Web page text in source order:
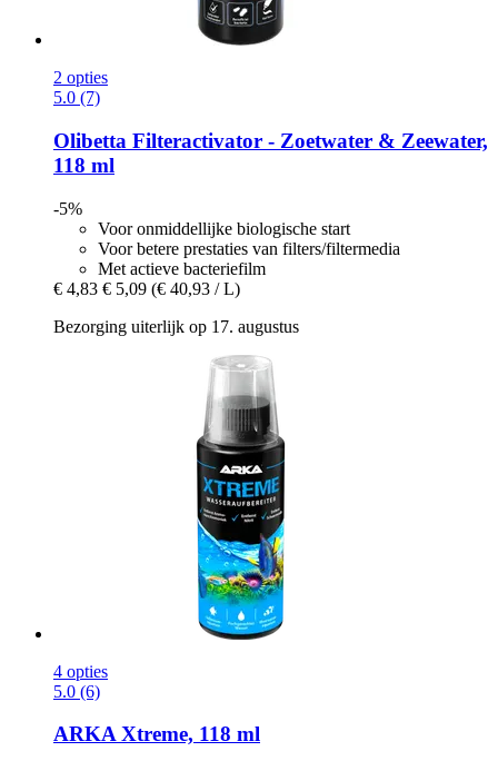
2 opties
5.0 (7)
Olibetta Filteractivator -​ Zoetwater & Zeewater,
118 ml
-5%
Voor onmiddellijke biologische start
Voor betere prestaties van filters/filtermedia
Met actieve bacteriefilm
€ 4,83 € 5,09 (€ 40,93 / L)
Bezorging uiterlijk op 17. augustus
4 opties
5.0 (6)
ARKAXtreme, 118 ml